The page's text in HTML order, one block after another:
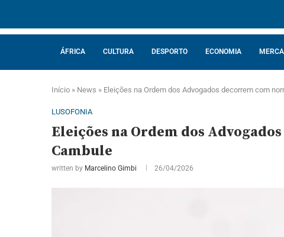
ÁFRICA CULTURA DESPORTO ECONOMIA
Início » News » Eleições na Ordem dos Advogados decorrem com
LUSOFONIA
Eleições na Ordem dos
Cambule
written by Marcelino Gimbi 26/04/2026